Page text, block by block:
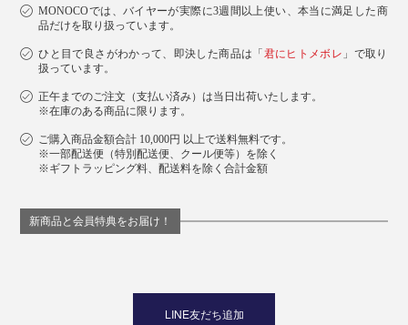
MONOCOでは、バイヤーが実際に3週間以上使い、本当に満足した商
品だけを取り扱っています。
ひと目で良さがわかって、即決した商品は「君にヒトメボレ 」で取り
扱っています。
正午までのご注文（支払い済み）は当日出荷いたします。
※在庫のある商品に限ります。
ご購入商品金額合計 10,000円 以上で送料無料です。
※一部配送便（特別配送便、クール便等）を除く
※ギフトラッピング料、配送料を除く合計金額
新商品と会員特典をお届け！
LINE友だち追加